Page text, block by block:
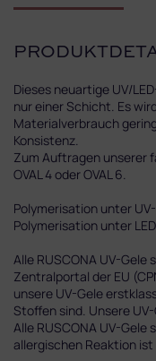
Dieses neuartige UV/
nur einer Schicht. Es
Materialverbrauch
Konsistenz.
Zum Auftragen unserer
OVAL 4 oder OVAL 6.
Polymerisation unter UV-
Polymerisation unter
Alle RUSCONA UV-Gele
Zentralportal der EU
unsere UV-Gele
Stoffen sind. Unsere
Alle RUSCONA UV-Gele
allergischen Reaktion ist